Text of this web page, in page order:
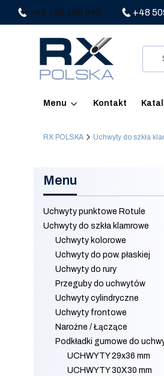
+48 789 169 949 +48
Menu Kontakt
RX POLSKA Uchwyty do szkła
Menu
Uchwyty punktowe Rotule
Uchwyty do szkła klamrowe
Uchwyty kolorowe
Uchwyty do pow. płaskiej
Uchwyty do rury
Przeguby do uchwytów
Uchwyty cylindryczne
Uchwyty frontowe
Narożne / Łączące
Podkładki gumowe do
UCHWYTY 29x36 mm
UCHWYTY 30X30 mm